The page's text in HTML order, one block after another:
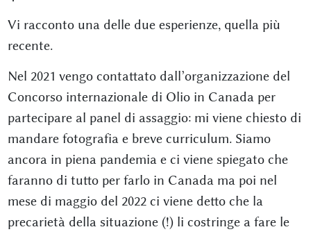
Vi racconto una delle due esperienze, quella più
recente.
Nel 2021 vengo contattato dall’organizzazione del
Concorso internazionale di Olio in Canada per
partecipare al panel di assaggio: mi viene chiesto di
mandare fotografia e breve curriculum. Siamo
ancora in piena pandemia e ci viene spiegato che
faranno di tutto per farlo in Canada ma poi nel
mese di maggio del 2022 ci viene detto che la
precarietà della situazione (!) li costringe a fare le